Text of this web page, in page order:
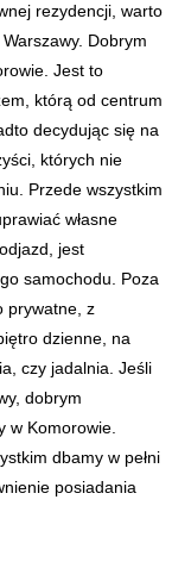
rezydencji, warto
Dobrym
Jest to
którą od centrum
decydując się na
których nie
Przede wszystkim
własne
jest
samochodu. Poza
prywatne, z
dzienne, na
czy jadalnia. Jeśli
dobrym
w Komorowie.
dbamy w pełni
posiadania